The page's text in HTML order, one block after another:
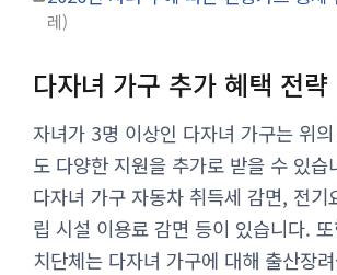
레
다자녀 가구 추가 혜택 전략
자녀가 3명 이상인 다자녀 가구는 위
도 다양한 지원을 추가로 받을 수 있습
다자녀 가구 자동차 취득세 감면, 전기
립 시설 이용료 감면 등이 있습니다.
치단체는 다자녀 가구에 대해 출산장